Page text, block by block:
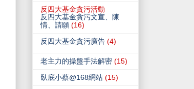
反四大基金貪污活動
反四大基金貪污文宣、陳
情、請願 (16)
反四大基金貪污廣告 (4)
老主力的操盤手法解密 (15)
臥底小蔡@168網站 (15)